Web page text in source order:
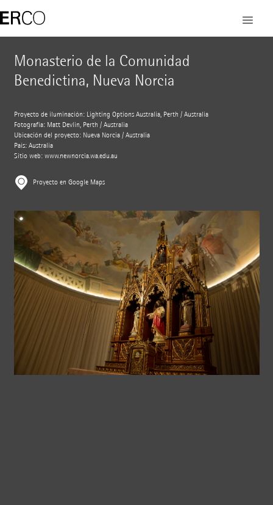
Monasterio de la Comunidad
Benedictina, Nueva Norcia
Proyecto de iluminación: Lighting Options Australia, Perth / Australia
Fotografía: Matt Devlin, Perth / Australia
Ubicación del proyecto: Nueva Norcia / Australia
País: Australia
Sitio web: www.newnorcia.wa.edu.au
Proyecto en Google Maps